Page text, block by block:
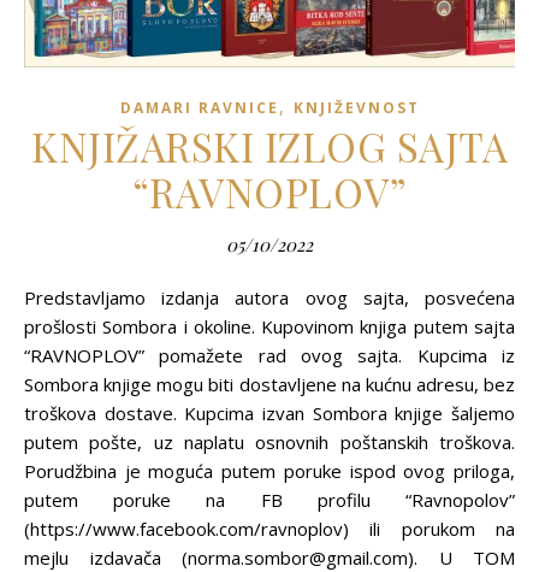
DAMARI RAVNICE , KNJIŽEVNOST
KNJIŽARSKI IZLOG SAJTA
“RAVNOPLOV”
05/10/2022
Predstavljamo izdanja autora ovog sajta, posvećena
prošlosti Sombora i okoline. Kupovinom knjiga putem sajta
“RAVNOPLOV” pomažete rad ovog sajta. Kupcima iz
Sombora knjige mogu biti dostavljene na kućnu adresu, bez
troškova dostave. Kupcima izvan Sombora knjige šaljemo
putem pošte, uz naplatu osnovnih poštanskih troškova.
Porudžbina je moguća putem poruke ispod ovog priloga,
putem poruke na FB profilu “Ravnopolov”
(https://www.facebook.com/ravnoplov) ili porukom na
mejlu izdavača (norma.sombor@gmail.com). U TOM